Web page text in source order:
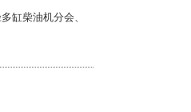
缸柴油机分会、